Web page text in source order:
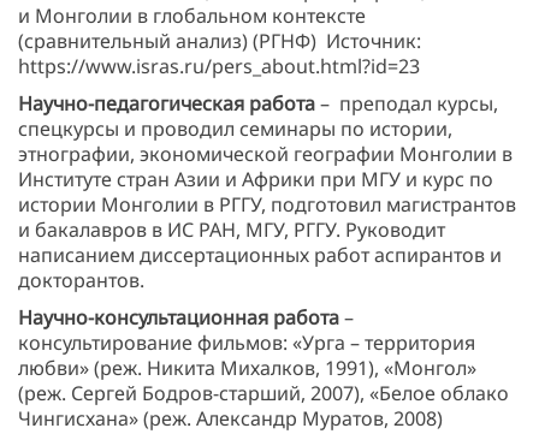
и Монголии в глобальном контексте
(сравнительный анализ) (РГНФ) Источник:
https://www.isras.ru/pers_about.html?id=23
Научно-педагогическая работа– преподал курсы,
спецкурсы и проводил семинары по истории,
этнографии, экономической географии Монголии в
Институте стран Азии и Африки при МГУ и курс по
истории Монголии в РГГУ, подготовил магистрантов
и бакалавров в ИС РАН, МГУ, РГГУ. Руководит
написанием диссертационных работ аспирантов и
докторантов.
Научно-консультационная работа–
консультирование фильмов: «Урга – территория
любви» (реж. Никита Михалков, 1991), «Монгол»
(реж. Сергей Бодров-старший, 2007), «Белое облако
Чингисхана» (реж. Александр Муратов, 2008)